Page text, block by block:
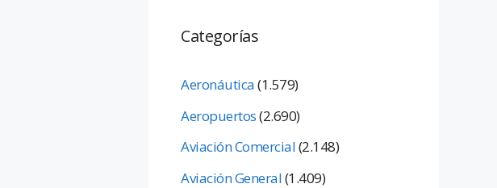
Categorías
Aeronáutica(1.579)
Aeropuertos(2.690)
Aviación Comercial(2.148)
Aviación General(1.409)